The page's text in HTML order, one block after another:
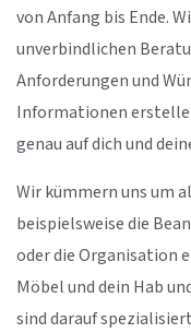
von Anfang bis Ende.
unverbindlichen
Anforderungen und
Informationen
genau auf dich und
Wir kümmern uns um
beispielsweise die
oder die Organisation
Möbel und dein Hab
sind darauf